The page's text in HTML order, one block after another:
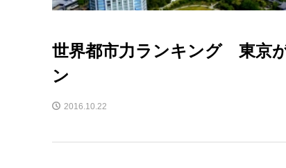
世界都市力ランキング 東京
ン
2016.10.22